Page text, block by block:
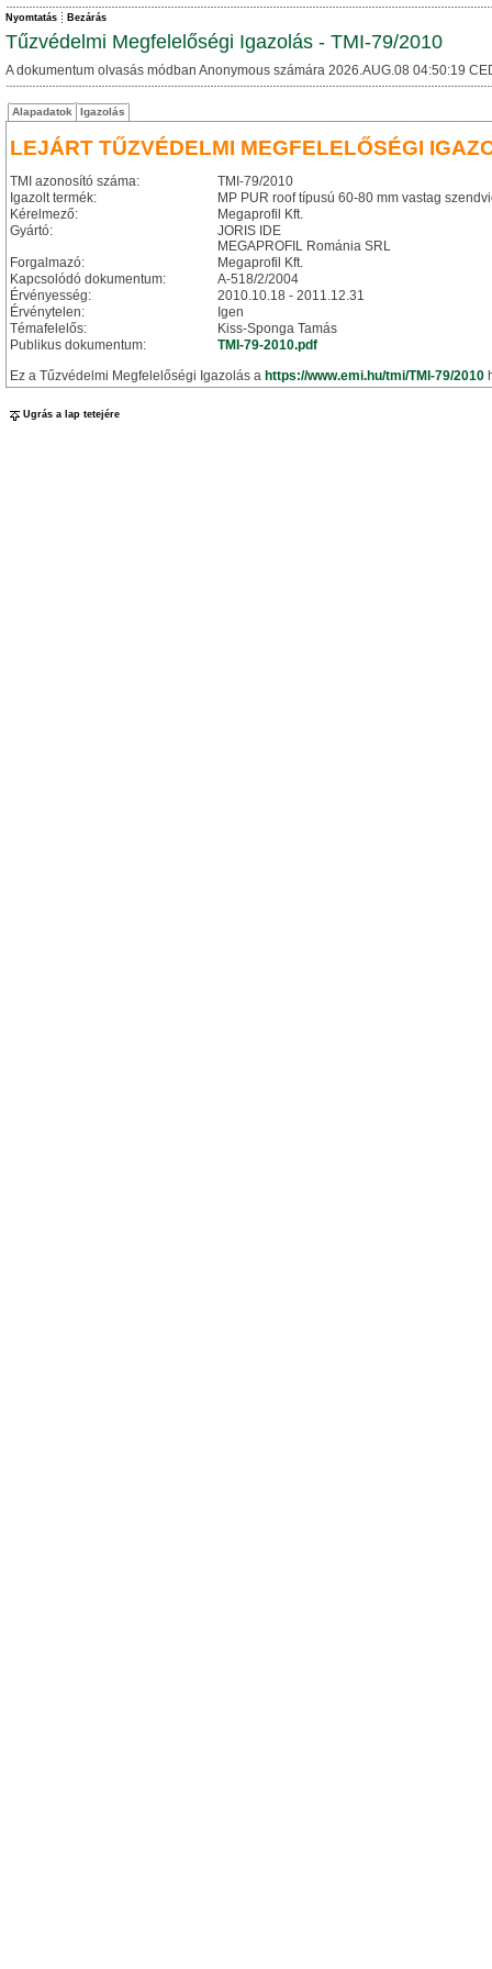
Nyomtatás Bezárás
Tűzvédelmi Megfelelőségi Igazolás - TMI-79/2010
A dokumentum olvasás módban Anonymous számára 2026.AUG.08 04:50:19
Alapadatok Igazolás
LEJÁRT TŰZVÉDELMI MEGFELELŐSÉGI
TMI azonosító száma:
TMI-79/2010
Igazolt termék:
MP PUR roof típusú 60-80 mm vastag
Kérelmező:
Megaprofil Kft.
Gyártó:
JORIS IDE
MEGAPROFIL Románia SRL
Forgalmazó:
Megaprofil Kft.
Kapcsolódó dokumentum:
A-518/2/2004
Érvényesség:
2010.10.18 - 2011.12.31
Érvénytelen:
Igen
Témafelelős:
Kiss-Sponga Tamás
Publikus dokumentum:
TMI-79-2010.pdf
Ez a Tűzvédelmi Megfelelőségi Igazolás a https://www.emi.hu/tmi/TMI-79/2010
Ugrás a lap tetejére